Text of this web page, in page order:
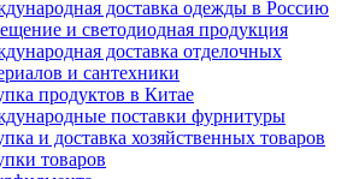
доставка одежды в Россию
и светодиодная продукция
доставка отделочных
и сантехники
продуктов в Китае
поставки фурнитуры
и доставка хозяйственных товаров
товаров